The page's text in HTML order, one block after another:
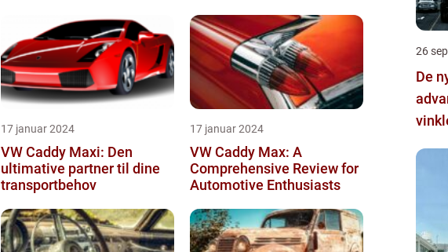
17 januar 2024
VW Caddy Maxi: Den
ultimative partner til dine
transportbehov
17 januar 2024
VW Caddy Max: A
Comprehensive Review for
Automotive Enthusiasts
26
De